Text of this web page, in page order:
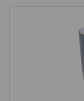
1000-
100 %